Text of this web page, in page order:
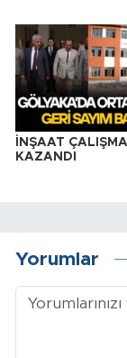
İNŞAAT
KAZANDI
Yorumlar